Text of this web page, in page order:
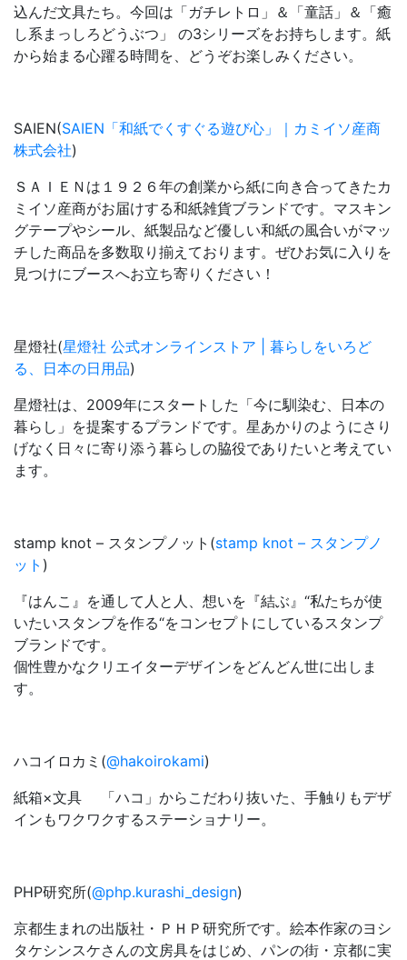
込んだ文具たち。今回は「ガチレトロ」＆「童話」＆「癒
し系まっしろどうぶつ」 の3シリーズをお持ちします。紙
から始まる心躍る時間を、どうぞお楽しみください。
SAIEN(SAIEN「和紙でくすぐる遊び心」｜カミイソ産商
株式会社)
ＳＡＩＥＮは１９２６年の創業から紙に向き合ってきたカ
ミイソ産商がお届けする和紙雑貨ブランドです。マスキン
グテープやシール、紙製品など優しい和紙の風合いがマッ
チした商品を多数取り揃えております。ぜひお気に入りを
見つけにブースへお立ち寄りください！
星燈社(星燈社 公式オンラインストア | 暮らしをいろど
る、日本の日用品)
星燈社は、2009年にスタートした「今に馴染む、日本の
暮らし」を提案するプランドです。星あかりのようにさり
げなく日々に寄り添う暮らしの脇役でありたいと考えてい
ます。
stamp knot – スタンプノット(stamp knot – スタンプノ
ット )
『はんこ』を通して人と人、想いを『結ぶ』“私たちが使
いたいスタンプを作る“をコンセプトにしているスタンプ
ブランドです。
個性豊かなクリエイターデザインをどんどん世に出しま
す。
ハコイロカミ(@hakoirokami)
紙箱×文具 「ハコ」からこだわり抜いた、手触りもデザ
インもワクワクするステーショナリー。
PHP研究所(@php.kurashi_design)
京都生まれの出版社・ＰＨＰ研究所です。絵本作家のヨシ
タケシンスケさんの文房具をはじめ、パンの街・京都に実